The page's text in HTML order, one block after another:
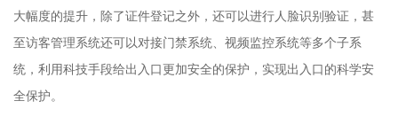
大幅度的提升，除了证件登记之外，还可以进行人脸识别验证，甚
至访客管理系统还可以对接门禁系统、视频监控系统等多个子系
统，利用科技手段给出入口更加安全的保护，实现出入口的科学安
全保护。